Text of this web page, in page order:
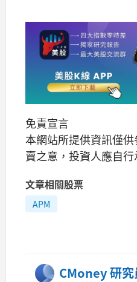
免責宣言
本網站所提供資訊僅
賣之意，投資人應自行
文章相關股票
APM
CMoney 研究